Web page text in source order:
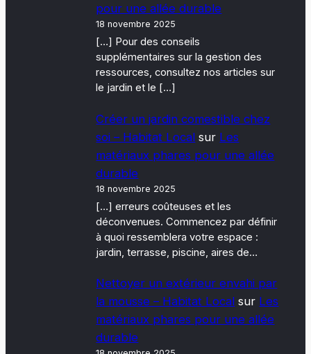
pour une allée durable
18 novembre 2025
[…] Pour des conseils
supplémentaires sur la gestion des
ressources, consultez nos articles sur
le jardin et le […]
Créer un jardin comestible chez
soi – Habitat Local sur Les
matériaux phares pour une allée
durable
18 novembre 2025
[…] erreurs coûteuses et les
déconvenues. Commencez par définir
à quoi ressemblera votre espace :
jardin, terrasse, piscine, aires de…
Nettoyer un extérieur envahi par
la mousse – Habitat Local sur Les
matériaux phares pour une allée
durable